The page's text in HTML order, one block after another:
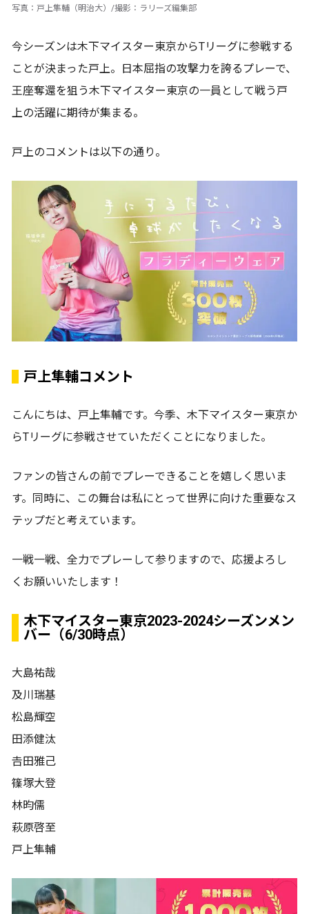
写真：戸上隼輔（明治大）/撮影：ラリーズ編集部
今シーズンは木下マイスター東京からTリーグに参戦する
ことが決まった戸上。日本屈指の攻撃力を誇るプレーで、
王座奪還を狙う木下マイスター東京の一員として戦う戸
上の活躍に期待が集まる。
戸上のコメントは以下の通り。
戸上隼輔コメント
こんにちは、戸上隼輔です。今季、木下マイスター東京か
らTリーグに参戦させていただくことになりました。
ファンの皆さんの前でプレーできることを嬉しく思いま
す。同時に、この舞台は私にとって世界に向けた重要なス
テップだと考えています。
一戦一戦、全力でプレーして参りますので、応援よろし
くお願いいたします！
木下マイスター東京2023-2024シーズンメン
バー（6/30時点）
大島祐哉
及川瑞基
松島輝空
田添健汰
𠮷田雅己
篠塚大登
林昀儒
萩原啓至
戸上隼輔